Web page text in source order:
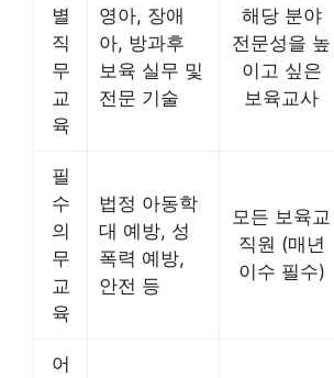
별
직
무
교
육
영아, 장애
아, 방과후
보육 실무 및
전문 기술
해당 분야
전문성을 높
이고 싶은
보육교사
필
수
의
무
교
육
법정 아동학
대 예방, 성
폭력 예방,
안전 등
모든 보육교
직원 (매년
이수 필수)
어